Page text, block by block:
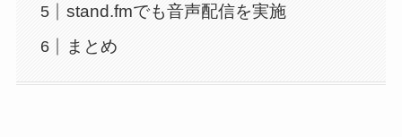
stand.fmでも音声配信を実施
まとめ